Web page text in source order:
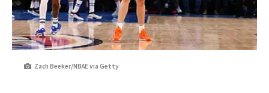
Zach Beeker/NBAE via Getty